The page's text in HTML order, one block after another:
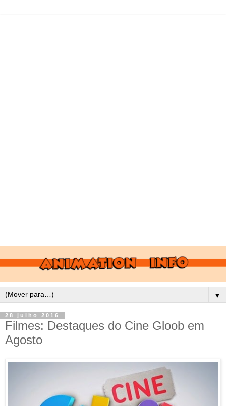
▼
28 julho 2016
Filmes: Destaques do Cine Gloob em
Agosto